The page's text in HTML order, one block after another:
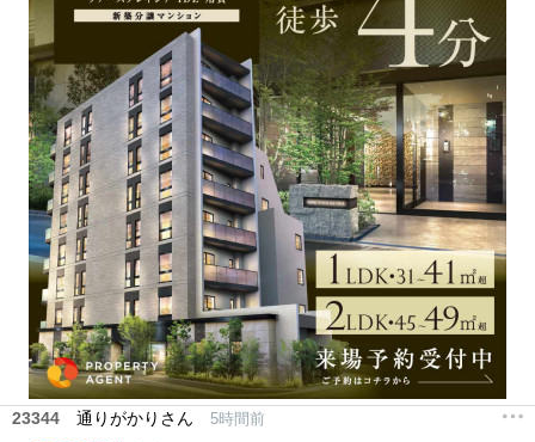
23344 通りがかりさん 5時間前